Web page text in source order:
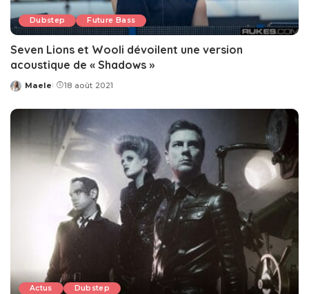
Dubstep Future Bass
Seven Lions et Wooli dévoilent une version
acoustique de « Shadows »
Posted
Maele 18 août 2021
Actus Dubstep